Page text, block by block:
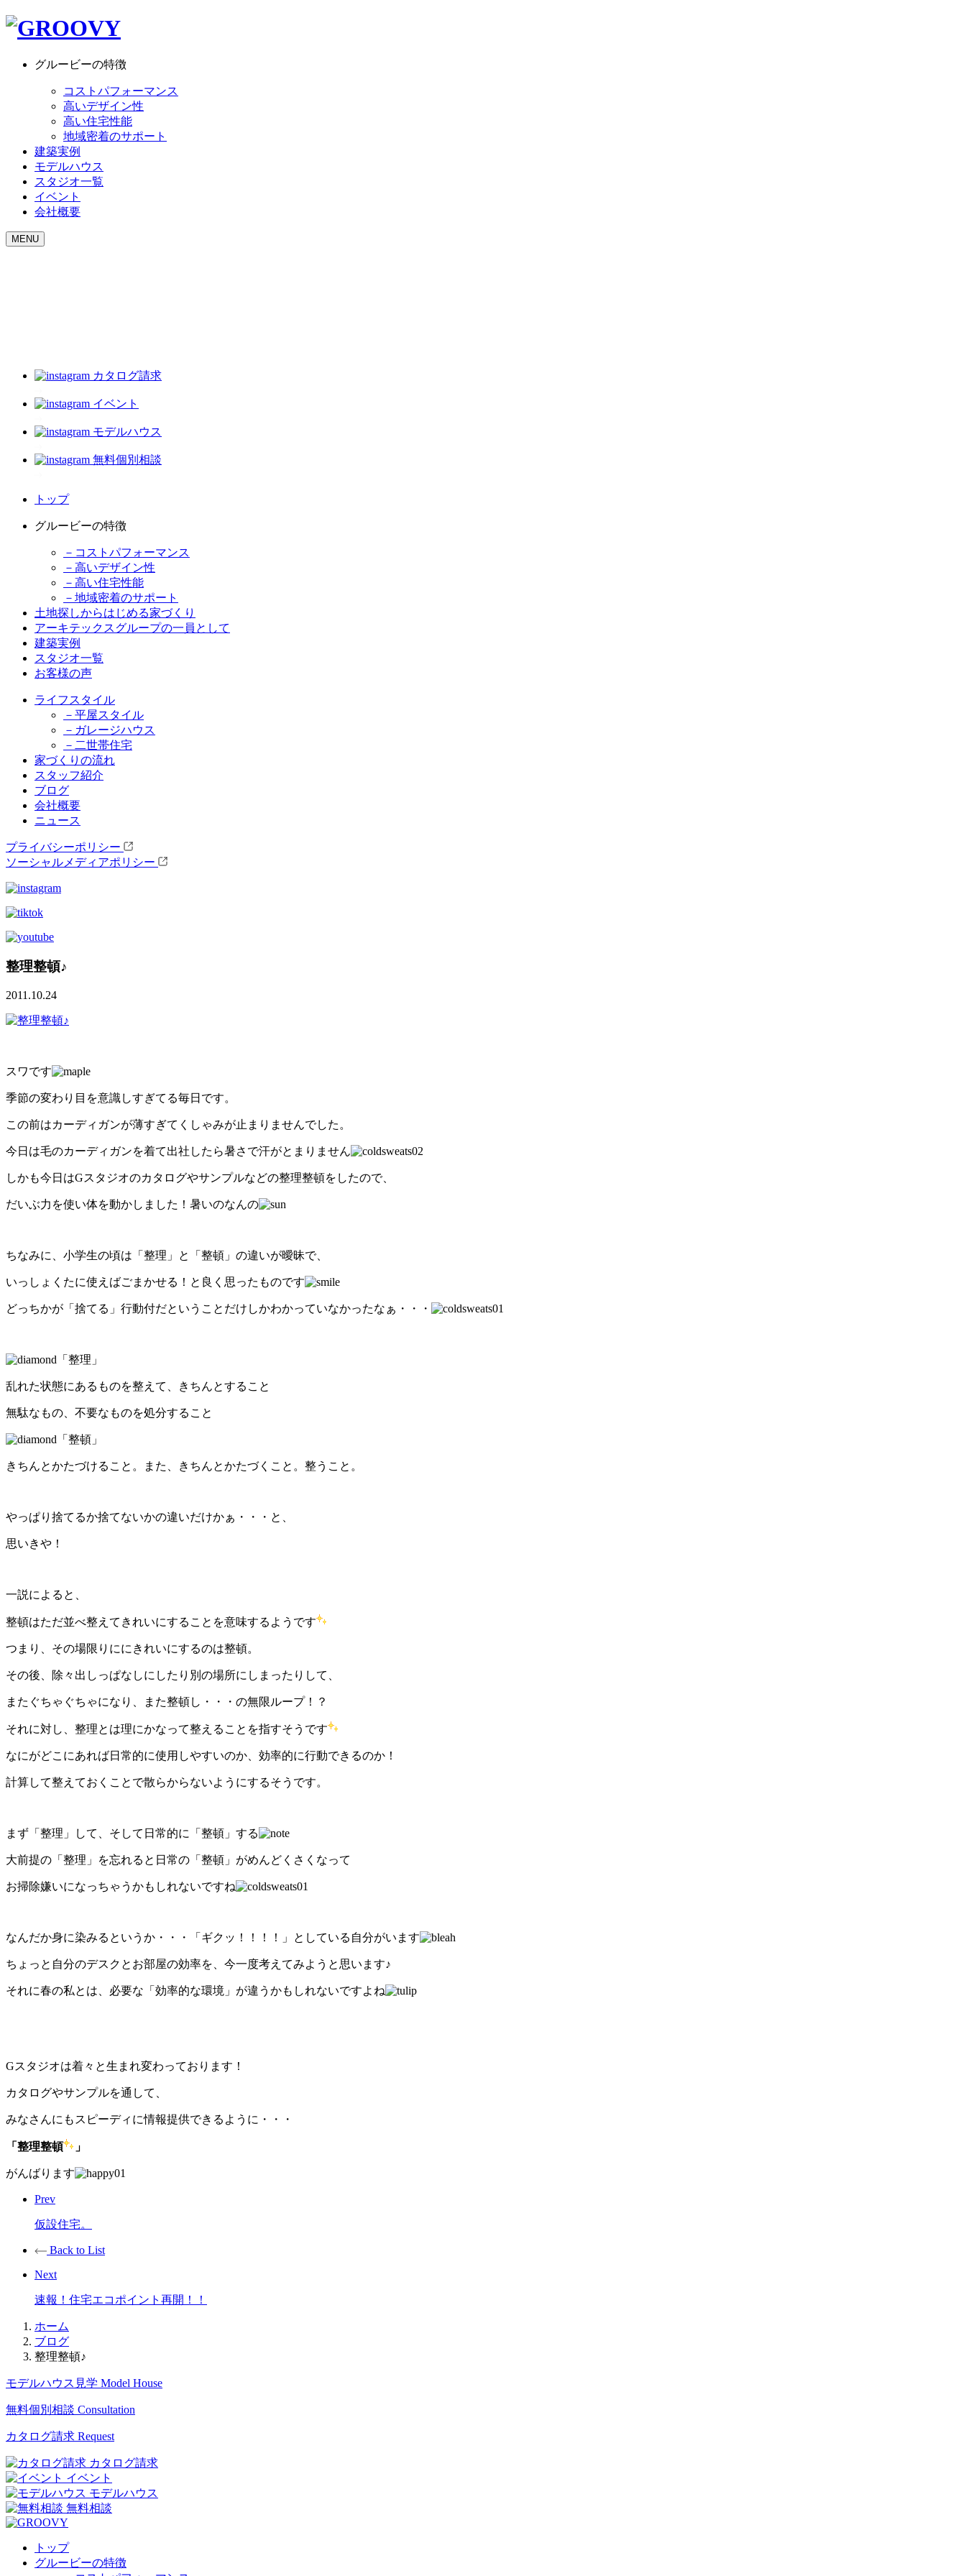
グルービーの特徴
コストパフォーマンス
高いデザイン性
高い住宅性能
地域密着のサポート
建築実例
モデルハウス
スタジオ一覧
イベント
会社概要
MENU
カタログ請求
イベント
モデルハウス
無料個別相談
トップ
グルービーの特徴
－コストパフォーマンス
－高いデザイン性
－高い住宅性能
－地域密着のサポート
土地探しからはじめる家づくり
アーキテックスグループの一員として
建築実例
スタジオ一覧
お客様の声
ライフスタイル
－平屋スタイル
－ガレージハウス
－二世帯住宅
家づくりの流れ
スタッフ紹介
ブログ
会社概要
ニュース
プライバシーポリシー
ソーシャルメディアポリシー
整理整頓♪
2011.10.24
スワです
季節の変わり目を意識しすぎてる毎日です。
この前はカーディガンが薄すぎてくしゃみが止まりませんでした。
今日は毛のカーディガンを着て出社したら暑さで汗がとまりません
しかも今日はGスタジオのカタログやサンプルなどの整理整頓をしたので、
だいぶ力を使い体を動かしました！暑いのなんの
ちなみに、小学生の頃は「整理」と「整頓」の違いが曖昧で、
いっしょくたに使えばごまかせる！と良く思ったものです
どっちかが「捨てる」行動付だということだけしかわかっていなかったなぁ・・・
「整理」
乱れた状態にあるものを整えて、きちんとすること
無駄なもの、不要なものを処分すること
「整頓」
きちんとかたづけること。また、きちんとかたづくこと。整うこと。
やっぱり捨てるか捨てないかの違いだけかぁ・・・と、
思いきや！
一説によると、
整頓はただ並べ整えてきれいにすることを意味するようです
つまり、その場限りににきれいにするのは整頓。
その後、除々出しっぱなしにしたり別の場所にしまったりして、
またぐちゃぐちゃになり、また整頓し・・・の無限ループ！？
それに対し、整理とは理にかなって整えることを指すそうです
なにがどこにあれば日常的に使用しやすいのか、効率的に行動できるのか！
計算して整えておくことで散らからないようにするそうです。
まず「整理」して、そして日常的に「整頓」する
大前提の「整理」を忘れると日常の「整頓」がめんどくさくなって
お掃除嫌いになっちゃうかもしれないですね
なんだか身に染みるというか・・・「ギクッ！！！！」としている自分がいます
ちょっと自分のデスクとお部屋の効率を、今一度考えてみようと思います♪
それに春の私とは、必要な「効率的な環境」が違うかもしれないですよね
Gスタジオは着々と生まれ変わっております！
カタログやサンプルを通して、
みなさんにもスピーディに情報提供できるように・・・
「整理整頓 」
がんばります
Prev
仮設住宅。
Back to List
Next
速報！住宅エコポイント再開！！
ホーム
ブログ
整理整頓♪
モデルハウス見学 Model House
無料個別相談 Consultation
カタログ請求 Request
カタログ請求
イベント
モデルハウス
無料相談
トップ
グルービーの特徴